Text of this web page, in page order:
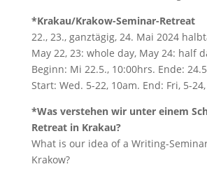
*Krakau/Krakow-Seminar-Retreat
22., 23., ganztägig, 24. Mai 2024
May 22, 23: whole day, May 24: half
Beginn: Mi 22.5., 10:00hrs. Ende:
Start: Wed. 5-22, 10am. End: Fri, 5-
*Was verstehen wir unter einem
Retreat in Krakau?
What is our idea of a Writing-
Krakow?